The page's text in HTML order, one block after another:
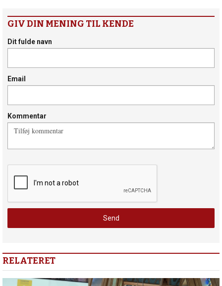
GIV DIN MENING TIL KENDE
Dit fulde navn
Email
Kommentar
RELATERET